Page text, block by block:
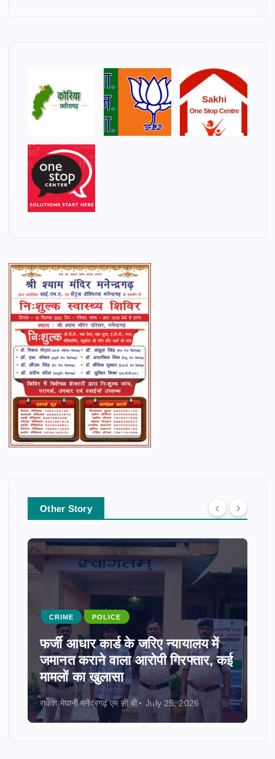
Other Story
CRIME POLICE
फर्जी आधार कार्ड के जरिए न्यायालय में
जमानत कराने वाला आरोपी गिरफ्तार, कई
मामलों का खुलासा
राकेश मेघानी मनेंद्रगढ़ एम सी बी July 25, 2026